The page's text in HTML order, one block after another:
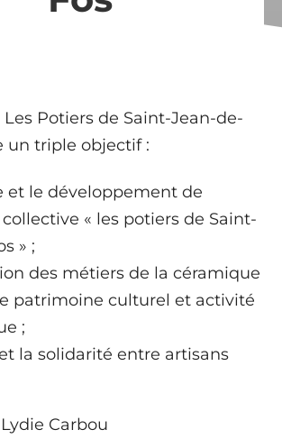
Les Potiers de Saint-Jean-de-
un triple objectif :
et le développement de
« les potiers de Saint-
» ;
des métiers de la céramique
patrimoine culturel et activité
;
et la solidarité entre artisans
Lydie Carbou